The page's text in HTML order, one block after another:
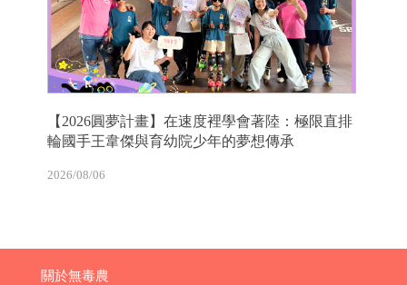
【2026圓夢計畫】在速度裡學會著陸：極限直排
輪國手王韋傑與育幼院少年的夢想傳承
2026/08/06
關於無毒農